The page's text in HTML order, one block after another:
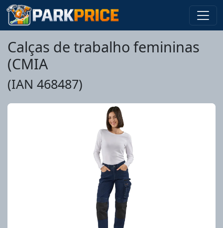
Calças de trabalho femininas
(CMIA
(IAN 468487)